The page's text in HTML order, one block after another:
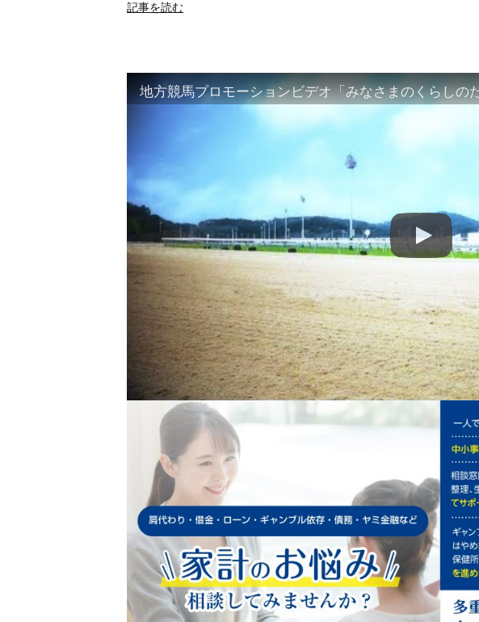
記事を読む
地方競馬プロモーションビデオ「みなさまのくらしの